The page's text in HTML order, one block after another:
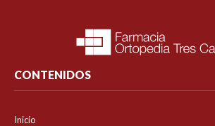
CONTENIDOS
Inicio